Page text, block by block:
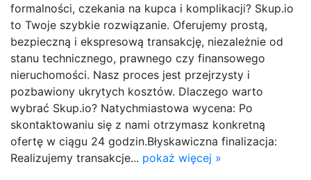
formalności, czekania na kupca i komplikacji? Skup.io
to Twoje szybkie rozwiązanie. Oferujemy prostą,
bezpieczną i ekspresową transakcję, niezależnie od
stanu technicznego, prawnego czy finansowego
nieruchomości. Nasz proces jest przejrzysty i
pozbawiony ukrytych kosztów. Dlaczego warto
wybrać Skup.io? Natychmiastowa wycena: Po
skontaktowaniu się z nami otrzymasz konkretną
ofertę w ciągu 24 godzin.Błyskawiczna finalizacja:
Realizujemy transakcje... pokaż więcej »